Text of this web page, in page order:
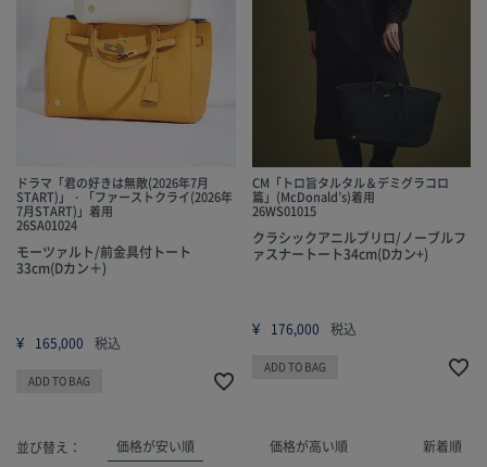
ドラマ「君の好きは無敵(2026年7月
START)」・「ファーストクライ(2026年
7月START)」着用
26SA01024
モーツァルト/前金具付トート
33cm(Dカン＋)
¥ 165,000 税込
ADD TO BAG
CM「トロ旨タルタル＆デミグラコロ
篇」(McDonald’s)着用
26WS01015
クラシックアニルブリロ/ノーブルフ
ァスナートート34cm(Dカン+)
¥ 176,000 税込
ADD TO BAG
並び替え 価格が安い順 価格が高い順 新着順